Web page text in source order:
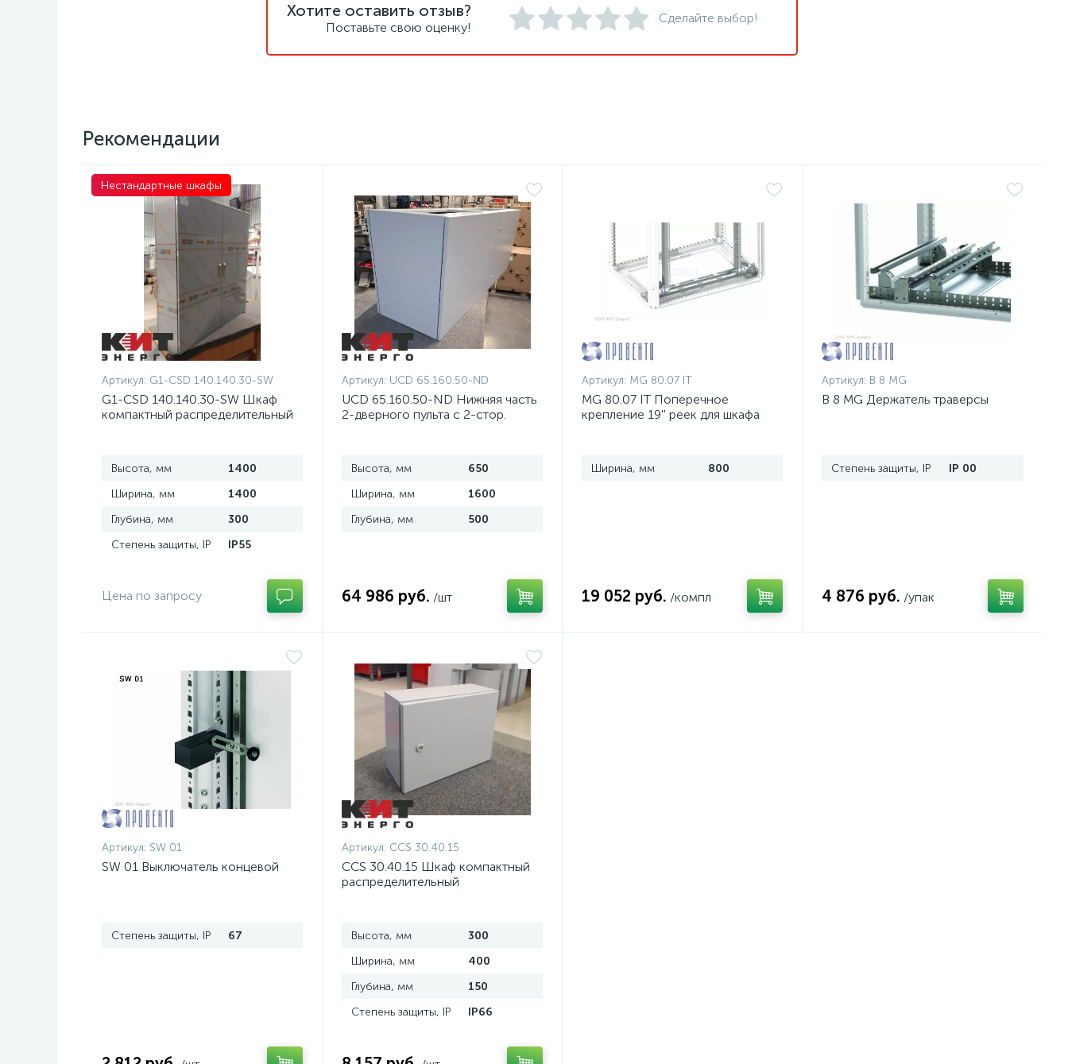
Хотите оставить отзыв?
Поставьте свою оценку!
Сделайте выбор!
Рекомендации
Нестандартные шкафы
Артикул: G1-CSD 140.140.30-SW
G1-CSD 140.140.30-SW Шкаф
компактный распределительный
Высота, мм
1400
Ширина, мм
1400
Глубина, мм
300
Степень защиты, IP
IP55
Цена по запросу
Артикул: UCD 65.160.50-ND
UCD 65.160.50-ND Нижняя часть
2-дверного пульта с 2-стор.
Высота, мм
650
Ширина, мм
1600
Глубина, мм
500
64 986 руб. /шт
Артикул: MG 80.07 IT
MG 80.07 IT Поперечное
крепление 19'' реек для шкафа
Ширина, мм 800
19 052 руб. /компл
Артикул: B 8 MG
B 8 MG Держатель траверсы
Степень защиты, IP IP 00
4 876 руб. /упак
Артикул: SW 01
SW 01 Выключатель концевой
Степень защиты, IP 67
Артикул: CCS 30.40.15
CCS 30.40.15 Шкаф компактный
распределительный
Высота, мм
300
Ширина, мм
400
Глубина, мм
150
Степень защиты, IP
IP66